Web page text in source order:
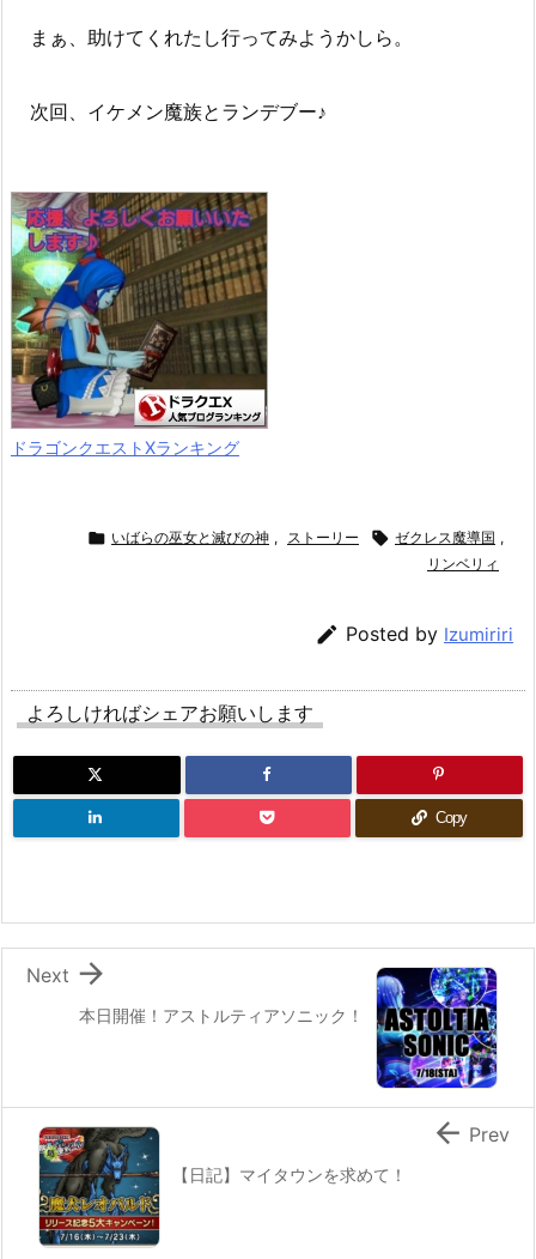
まぁ、助けてくれたし行ってみようかしら。
次回、イケメン魔族とランデブー♪
ドラゴンクエストXランキング
 いばらの巫女と滅びの神 , ストーリー  ゼクレス魔導国 ,
リンベリィ
 Posted by Izumiriri
よろしければシェアお願いします
Copy
本日開催！アストルティアソニック！

Next
【日記】マイタウンを求めて！
 Prev